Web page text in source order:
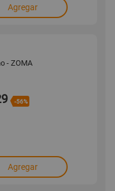
Agregar
- ZOMA
-56%
Agregar